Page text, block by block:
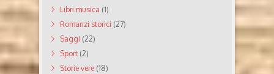
Libri musica (1)
Romanzi storici (27)
Saggi (22)
Sport (2)
Storie vere (18)